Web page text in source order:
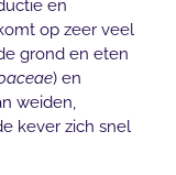
en
op zeer veel
grond en eten
) en
weiden,
kever zich snel